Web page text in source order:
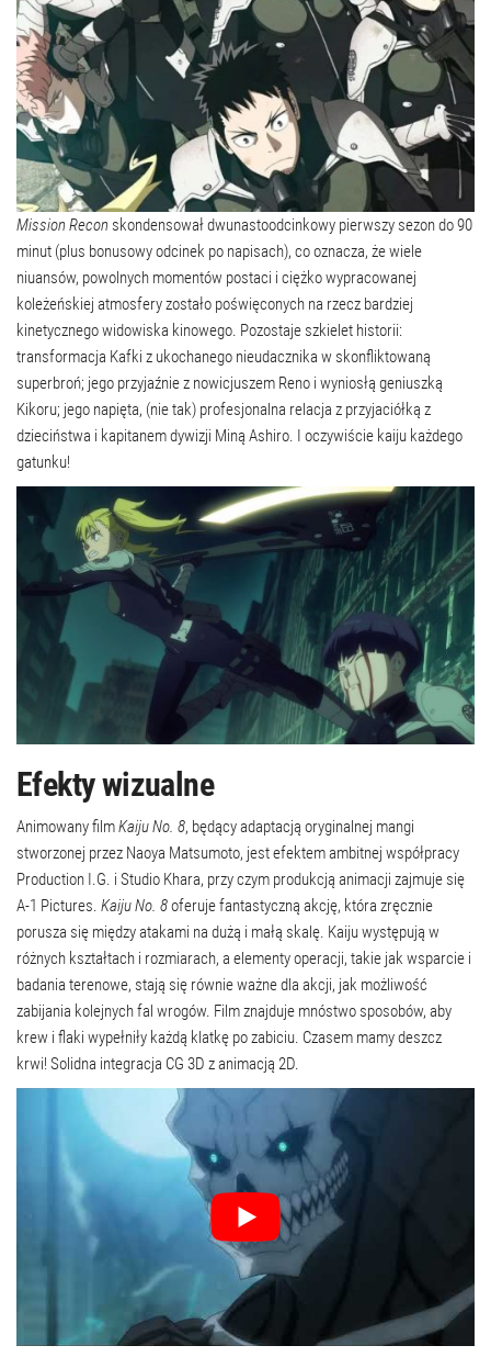
Mission Recon skondensował dwunastoodcinkowy pierwszy sezon do 90
minut (plus bonusowy odcinek po napisach), co oznacza, że ​​wiele
niuansów, powolnych momentów postaci i ciężko wypracowanej
koleżeńskiej atmosfery zostało poświęconych na rzecz bardziej
kinetycznego widowiska kinowego. Pozostaje szkielet historii:
transformacja Kafki z ukochanego nieudacznika w skonfliktowaną
superbroń; jego przyjaźnie z nowicjuszem Reno i wyniosłą geniuszką
Kikoru; jego napięta, (nie tak) profesjonalna relacja z przyjaciółką z
dzieciństwa i kapitanem dywizji Miną Ashiro. I oczywiście kaiju każdego
gatunku!
Efekty wizualne
Animowany filmKaiju No. 8, będący adaptacją oryginalnej mangi
stworzonej przez Naoya Matsumoto, jest efektem ambitnej współpracy
Production I.G. i Studio Khara, przy czym produkcją animacji zajmuje się
A-1 Pictures. Kaiju No. 8oferuje fantastyczną akcję, która zręcznie
porusza się między atakami na dużą i małą skalę. Kaiju występują w
różnych kształtach i rozmiarach, a elementy operacji, takie jak wsparcie i
badania terenowe, stają się równie ważne dla akcji, jak możliwość
zabijania kolejnych fal wrogów. Film znajduje mnóstwo sposobów, aby
krew i flaki wypełniły każdą klatkę po zabiciu. Czasem mamy deszcz
krwi! Solidna integracja CG 3D z animacją 2D.